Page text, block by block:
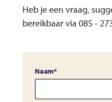
Heb je een vraag,
bereikbaar via 085 -
Naam*